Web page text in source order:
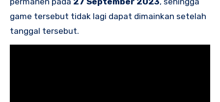
game tersebut tidak lagi dapat dimainkan setelah
tanggal tersebut.